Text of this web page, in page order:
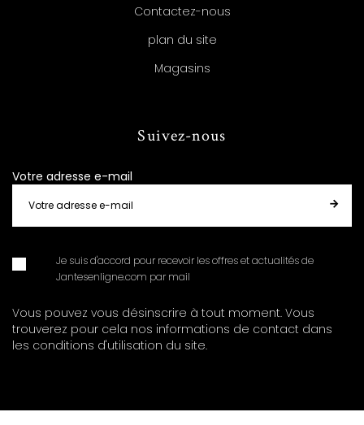
Contactez-nous
plan du site
Magasins
Suivez-nous
Votre adresse e-mail
Je suis d'accord pour recevoir les offres et actualités de
Jantesenligne.com par mail
Vous pouvez vous désinscrire à tout moment. Vous
trouverez pour cela nos informations de contact dans
les conditions d'utilisation du site.